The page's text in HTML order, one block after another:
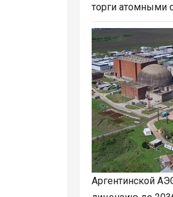
торги атомными
Аргентинской